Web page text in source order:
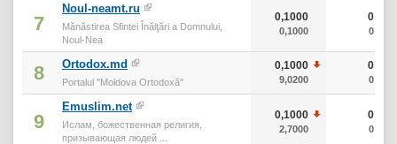
7
Noul-neamt.ru
Mănăstirea Sfintei Înălţări a Domnului,
Noul-Nea
0,1000
0,1000
0
0
8 Ortodox.md
Portalul "Moldova Ortodoxă"
0,1000
9,0200
0
0
9
Emuslim.net
Ислам, божественная религия,
призывающая людей ...
0,1000
2,7000
0
0